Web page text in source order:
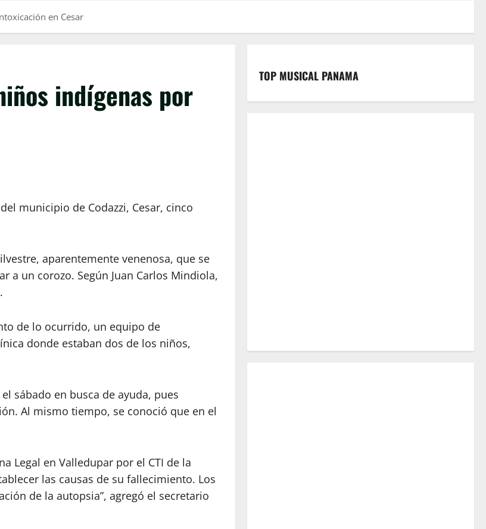
en Cesar
indígenas por
municipio de Codazzi, Cesar, cinco
aparentemente venenosa, que se
a un corozo. Según Juan Carlos Mindiola,
de lo ocurrido, un equipo de
donde estaban dos de los niños,
sábado en busca de ayuda, pues
Al mismo tiempo, se conoció que en el
Legal en Valledupar por el CTI de la
las causas de su fallecimiento. Los
de la autopsia”, agregó el secretario
TOP MUSICAL PANAMA